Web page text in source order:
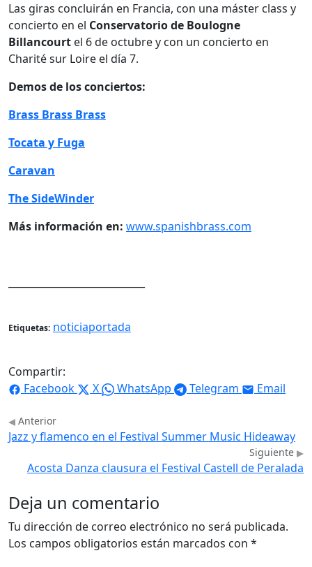
Las giras concluirán en Francia, con una máster class y
concierto en el Conservatorio de Boulogne
Billancourt el 6 de octubre y con un concierto en
Charité sur Loire el día 7.
Demos de los conciertos:
Brass Brass Brass
Tocata y Fuga
Caravan
The SideWinder
Más información en: www.spanishbrass.com
Etiquetas: noticiaportada
Compartir:
Facebook
X WhatsApp Telegram Email
Anterior
Jazz y flamenco en el Festival Summer Music Hideaway
Siguiente
Acosta Danza clausura el Festival Castell de Peralada
Deja un comentario
Tu dirección de correo electrónico no será publicada.
Los campos obligatorios están marcados con *